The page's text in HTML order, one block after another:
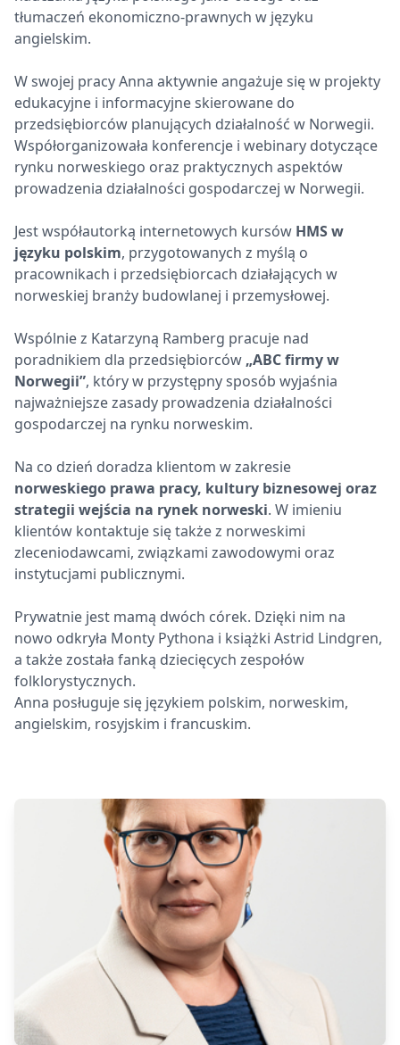
tłumaczeń ekonomiczno-prawnych w języku
angielskim.
W swojej pracy Anna aktywnie angażuje się w projekty
edukacyjne i informacyjne skierowane do
przedsiębiorców planujących działalność w Norwegii.
Współorganizowała konferencje i webinary dotyczące
rynku norweskiego oraz praktycznych aspektów
prowadzenia działalności gospodarczej w Norwegii.
Jest współautorką internetowych kursów HMS w
języku polskim, przygotowanych z myślą o
pracownikach i przedsiębiorcach działających w
norweskiej branży budowlanej i przemysłowej.
Wspólnie z Katarzyną Ramberg pracuje nad
poradnikiem dla przedsiębiorców „ABC firmy w
Norwegii”, który w przystępny sposób wyjaśnia
najważniejsze zasady prowadzenia działalności
gospodarczej na rynku norweskim.
Na co dzień doradza klientom w zakresie
norweskiego prawa pracy, kultury biznesowej oraz
strategii wejścia na rynek norweski. W imieniu
klientów kontaktuje się także z norweskimi
zleceniodawcami, związkami zawodowymi oraz
instytucjami publicznymi.
Prywatnie jest mamą dwóch córek. Dzięki nim na
nowo odkryła Monty Pythona i książki Astrid Lindgren,
a także została fanką dziecięcych zespołów
folklorystycznych.
Anna posługuje się językiem polskim, norweskim,
angielskim, rosyjskim i francuskim.